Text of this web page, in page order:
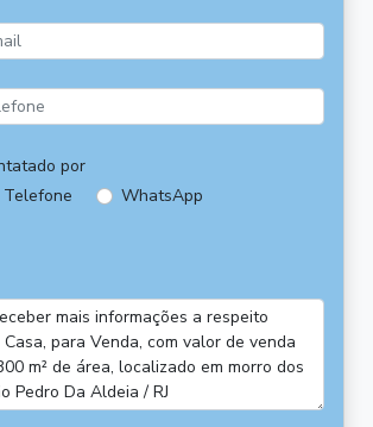
por
Telefone
WhatsApp